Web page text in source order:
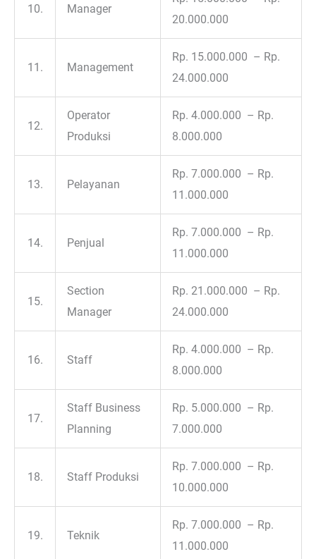
10. Manager
20.000.000
11. Management
Rp. 15.000.000 – Rp.
24.000.000
12.
Operator
Produksi
Rp. 4.000.000 – Rp.
8.000.000
13. Pelayanan
Rp. 7.000.000 – Rp.
11.000.000
14. Penjual
Rp. 7.000.000 – Rp.
11.000.000
15.
Section
Manager
Rp. 21.000.000 – Rp.
24.000.000
16. Staff
Rp. 4.000.000 – Rp.
8.000.000
17.
Staff Business
Planning
Rp. 5.000.000 – Rp.
7.000.000
18. Staff Produksi
Rp. 7.000.000 – Rp.
10.000.000
19. Teknik
Rp. 7.000.000 – Rp.
11.000.000